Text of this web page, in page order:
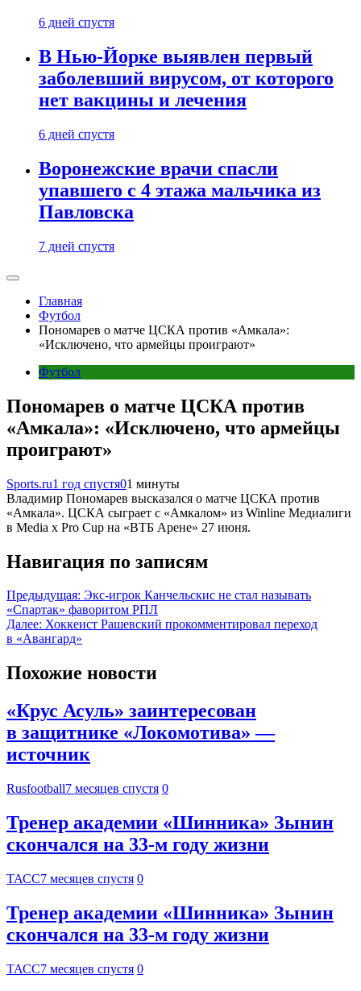
6 дней спустя
В Нью-Йорке выявлен первый
заболевший вирусом, от которого
нет вакцины и лечения
6 дней спустя
Воронежские врачи спасли
упавшего с 4 этажа мальчика из
Павловска
7 дней спустя
Главная
Футбол
Пономарев о матче ЦСКА против «Амкала»:
«Исключено, что армейцы проиграют»
Футбол
Пономарев о матче ЦСКА против
«Амкала»: «Исключено, что армейцы
проиграют»
Sports.ru1 год спустя01 минуты
Владимир Пономарев высказался о матче ЦСКА против
«Амкала». ЦСКА сыграет с «Амкалом» из Winline Медиалиги
в Media x Pro Cup на «ВТБ Арене» 27 июня.
Навигация по записям
Предыдущая: Экс-игрок Канчельскис не стал называть
«Спартак» фаворитом РПЛ
Далее: Хоккеист Рашевский прокомментировал переход
в «Авангард»
Похожие новости
«Крус Асуль» заинтересован
в защитнике «Локомотива» —
источник
Rusfootball7 месяцев спустя 0
Тренер академии «Шинника» Зынин
скончался на 33-м году жизни
ТАСС7 месяцев спустя 0
Тренер академии «Шинника» Зынин
скончался на 33-м году жизни
ТАСС7 месяцев спустя 0